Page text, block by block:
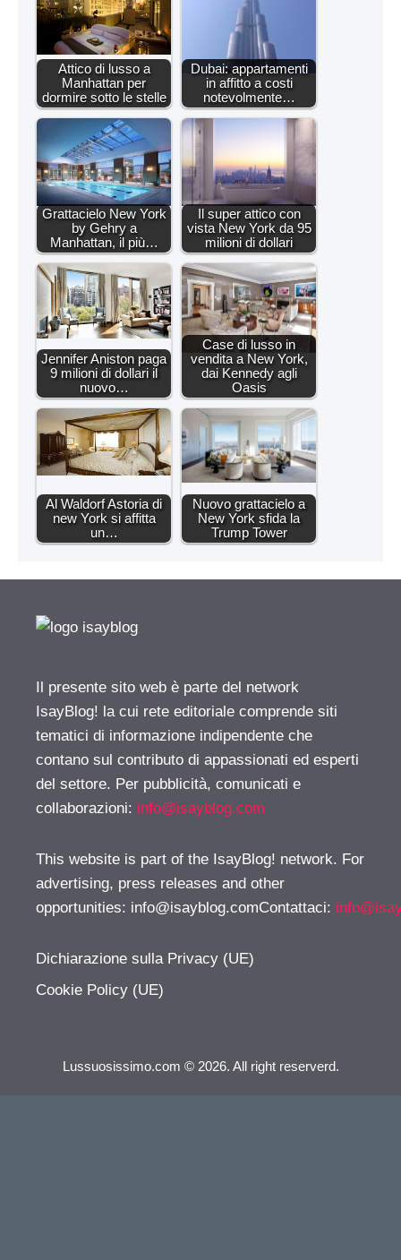
Attico di lusso a
Manhattan per
dormire sotto le stelle
Dubai: appartamenti
in affitto a costi
notevolmente…
Grattacielo New York
by Gehry a
Manhattan, il più…
Il super attico con
vista New York da 95
milioni di dollari
Jennifer Aniston paga
9 milioni di dollari il
nuovo…
Case di lusso in
vendita a New York,
dai Kennedy agli
Oasis
Al Waldorf Astoria di
new York si affitta
un…
Nuovo grattacielo a
New York sfida la
Trump Tower
Il presente sito web è parte del network
IsayBlog! la cui rete editoriale comprende siti
tematici di informazione indipendente che
contano sul contributo di appassionati ed esperti
del settore. Per pubblicità, comunicati e
collaborazioni: info@isayblog.com
This website is part of the IsayBlog! network. For
advertising, press releases and other
opportunities: info@isayblog.comContattaci:
Dichiarazione sulla Privacy (UE)
Cookie Policy (UE)
Lussuosissimo.com © 2026. All right reserverd.